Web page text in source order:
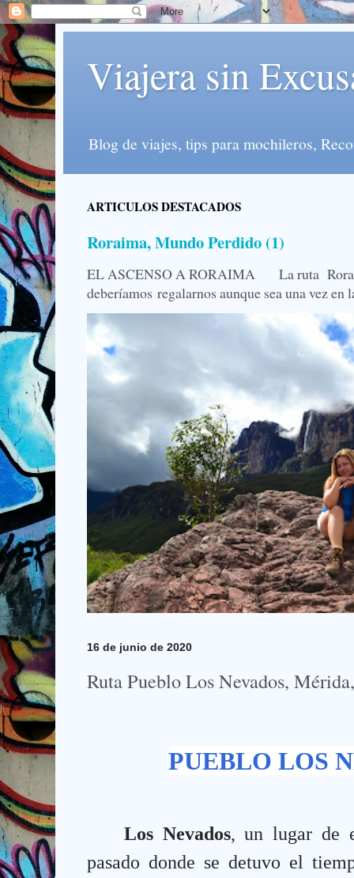
Viajera sin
Blog de viajes, tips para mochileros,
ARTICULOS DESTACADOS
Roraima, Mundo Perdido (1)
EL ASCENSO A RORAIMA La ruta
deberíamos regalarnos aunque sea una vez en
16 de junio de 2020
Ruta Pueblo Los Nevados,
PUEBLO LOS
Los Nevados, un lugar de
pasado donde se detuvo el